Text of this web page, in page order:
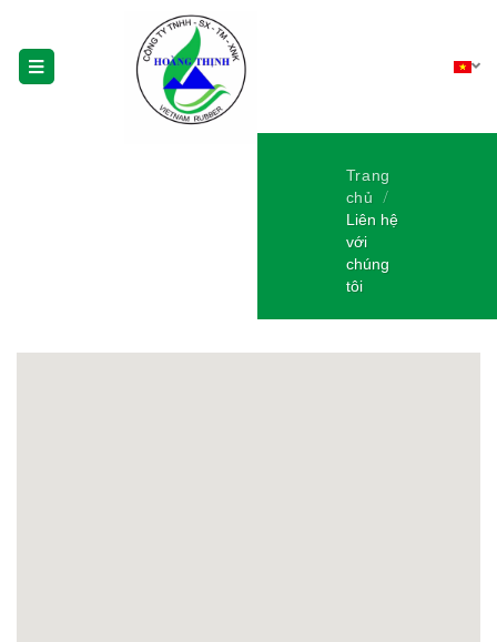
Trang
chủ
Liên hệ
với
chúng
tôi